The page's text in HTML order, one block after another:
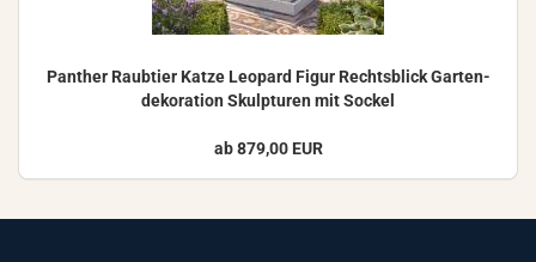
Pan­ther Raub­tier Katze Leo­pard Figur Rechts­blick Gar­ten­
de­ko­ra­ti­on Skulp­tu­ren mit So­ckel
ab 879,00 EUR